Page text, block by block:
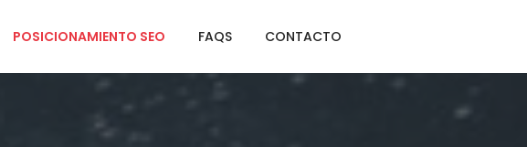
POSICIONAMIENTO SEO FAQS CONTACTO